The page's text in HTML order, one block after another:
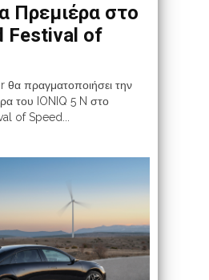
Πρεμιέρα στο
Festival of
πραγματοποιήσει την
του IONIQ 5 N στο
of Speed...